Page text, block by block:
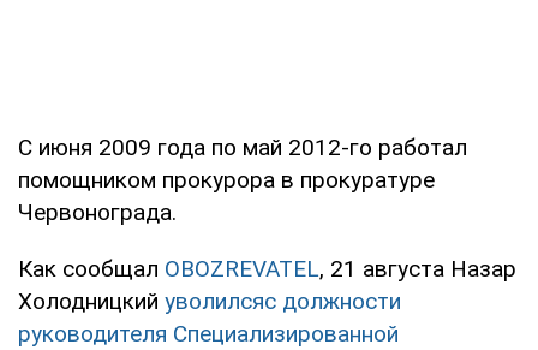
С июня 2009 года по май 2012-го работал
помощником прокурора в прокуратуре
Червонограда.
Как сообщал OBOZREVATEL, 21 августа Назар
Холодницкий уволилсяс должности
руководителя Специализированной